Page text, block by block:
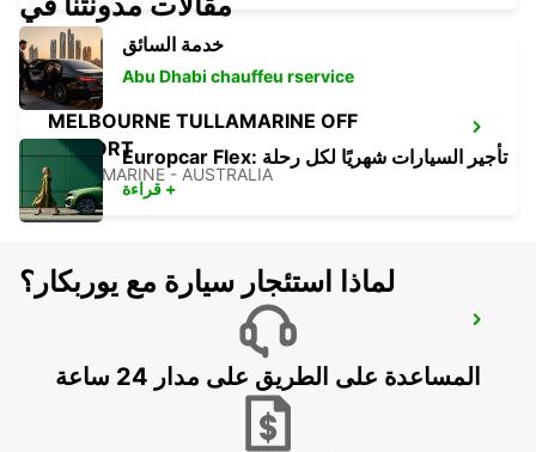
MELBOURNE TULLAMARINE OFF
AIRPORT
TULLAMARINE - AUSTRALIA
MELBOURNE CAMPBELLFIELD
CAMPBELLFIELD - AUSTRALIA
خدمة السائق
Abu Dhabi chauffeu rservice
Europcar Flex: تأجير السيارات شهريًا لكل رحلة
قراءة +
لماذا استئجار سيارة مع يوربكار؟
المساعدة على الطريق على مدار 24 ساعة